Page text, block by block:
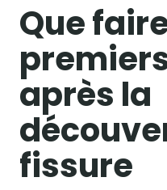
Que
après la
fissure